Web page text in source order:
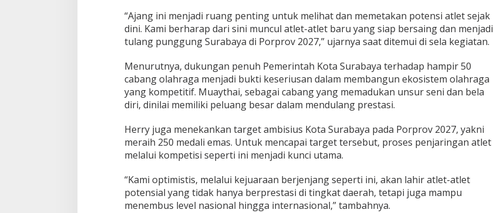
n
A
t
M
u
a
y
h
a
i
n
u
j
“Ajang ini menjadi ruang penting untuk melihat dan memetakan potensi atlet sejak
dini. Kami berharap dari sini muncul atlet-atlet baru yang siap bersaing dan menjadi
tulang punggung Surabaya di Porprov 2027,” ujarnya saat ditemui di sela kegiatan.
Menurutnya, dukungan penuh Pemerintah Kota Surabaya terhadap hampir 50
cabang olahraga menjadi bukti keseriusan dalam membangun ekosistem olahraga
yang kompetitif. Muaythai, sebagai cabang yang memadukan unsur seni dan bela
diri, dinilai memiliki peluang besar dalam mendulang prestasi.
Herry juga menekankan target ambisius Kota Surabaya pada Porprov 2027, yakni
meraih 250 medali emas. Untuk mencapai target tersebut, proses penjaringan atlet
melalui kompetisi seperti ini menjadi kunci utama.
“Kami optimistis, melalui kejuaraan berjenjang seperti ini, akan lahir atlet-atlet
potensial yang tidak hanya berprestasi di tingkat daerah, tetapi juga mampu
menembus level nasional hingga internasional,” tambahnya.